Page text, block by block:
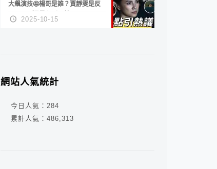
大飆演技🤩楊哥是誰？賈靜雯是反
派？死刑還是私刑正義
2025-10-15
網站人氣統計
今日人氣： 284
累計人氣： 486,313